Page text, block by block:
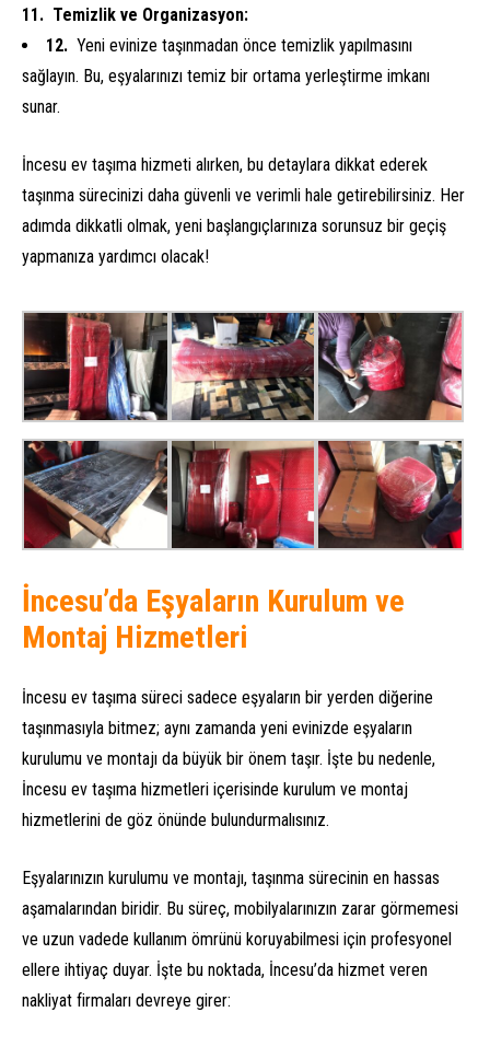
Temizlik ve Organizasyon:
Yeni evinize taşınmadan önce temizlik yapılmasını
sağlayın. Bu, eşyalarınızı temiz bir ortama yerleştirme imkanı
sunar.
İncesu ev taşıma hizmeti alırken, bu detaylara dikkat ederek
taşınma sürecinizi daha güvenli ve verimli hale getirebilirsiniz. Her
adımda dikkatli olmak, yeni başlangıçlarınıza sorunsuz bir geçiş
yapmanıza yardımcı olacak!
İncesu’da Eşyaların Kurulum ve
Montaj Hizmetleri
İncesu ev taşıma süreci sadece eşyaların bir yerden diğerine
taşınmasıyla bitmez; aynı zamanda yeni evinizde eşyaların
kurulumu ve montajı da büyük bir önem taşır. İşte bu nedenle,
İncesu ev taşıma hizmetleri içerisinde kurulum ve montaj
hizmetlerini de göz önünde bulundurmalısınız.
Eşyalarınızın kurulumu ve montajı, taşınma sürecinin en hassas
aşamalarından biridir. Bu süreç, mobilyalarınızın zarar görmemesi
ve uzun vadede kullanım ömrünü koruyabilmesi için profesyonel
ellere ihtiyaç duyar. İşte bu noktada, İncesu’da hizmet veren
nakliyat firmaları devreye girer: